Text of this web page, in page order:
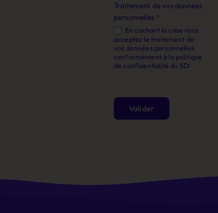
Traitement de vos données
personnelles *
En cochant la case vous
acceptez le traitement de
vos données personnelles
conformément à la politique
de confidentialité du SDI
Valider